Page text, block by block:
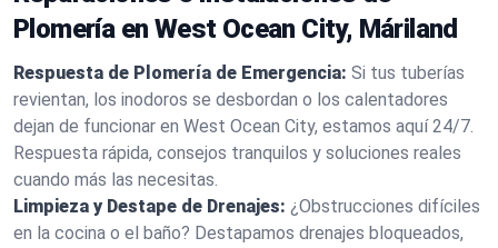
Plomería en West Ocean City, Máriland
Respuesta de Plomería de Emergencia: Si tus tuberías
revientan, los inodoros se desbordan o los calentadores
dejan de funcionar en West Ocean City, estamos aquí 24/7.
Respuesta rápida, consejos tranquilos y soluciones reales
cuando más las necesitas.
Limpieza y Destape de Drenajes: ¿Obstrucciones difíciles
en la cocina o el baño? Destapamos drenajes bloqueados,